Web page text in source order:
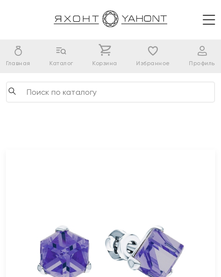
Главная Каталог Корзина Избранное Профиль